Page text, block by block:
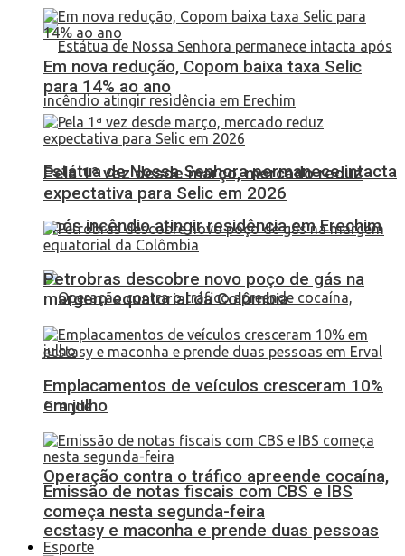
Estátua de Nossa Senhora permanece intacta
após incêndio atingir residência em Erechim
Operação contra o tráfico apreende cocaína,
ecstasy e maconha e prende duas pessoas
Em nova redução, Copom baixa taxa Selic
para 14% ao ano
Pela 1ª vez desde março, mercado reduz
expectativa para Selic em 2026
Petrobras descobre novo poço de gás na
margem equatorial da Colômbia
Emplacamentos de veículos cresceram 10%
em julho
Emissão de notas fiscais com CBS e IBS
começa nesta segunda-feira
Esporte